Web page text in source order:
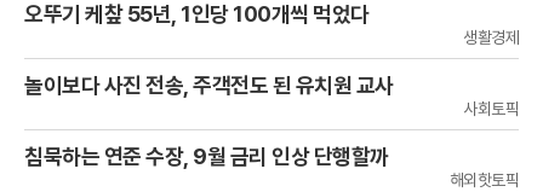
오뚜기 케챂 55년, 1인당 100개씩 먹었다
생활경제
놀이보다 사진 전송, 주객전도 된 유치원 교사
사회토픽
침묵하는 연준 수장, 9월 금리 인상 단행할까
해외핫토픽